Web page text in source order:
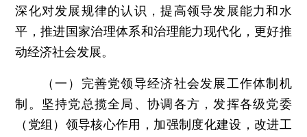
深化对发展规律的认识，提高领导发展能力和水
平，推进国家治理体系和治理能力现代化，更好推
动经济社会发展。
（一）完善党领导经济社会发展工作体制机
制。坚持党总揽全局、协调各方，发挥各级党委
（党组）领导核心作用，加强制度化建设，改进工